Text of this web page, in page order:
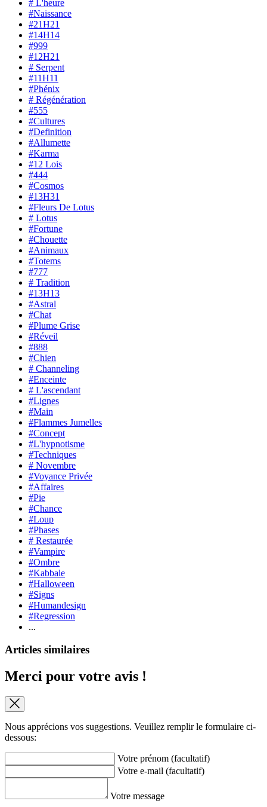
# L'heure
#Naissance
#21H21
#14H14
#999
#12H21
# Serpent
#11H11
#Phénix
# Régénération
#555
#Cultures
#Definition
#Allumette
#Karma
#12 Lois
#444
#Cosmos
#13H31
#Fleurs De Lotus
# Lotus
#Fortune
#Chouette
#Animaux
#Totems
#777
# Tradition
#13H13
#Astral
#Chat
#Plume Grise
#Réveil
#888
#Chien
# Channeling
#Enceinte
# L'ascendant
#Lignes
#Main
#Flammes Jumelles
#Concept
#L'hypnotisme
#Techniques
# Novembre
#Voyance Privée
#Affaires
#Pie
#Chance
#Loup
#Phases
# Restaurée
#Vampire
#Ombre
#Kabbale
#Halloween
#Signs
#Humandesign
#Regression
...
Articles similaires
Merci pour votre avis !
Nous apprécions vos suggestions. Veuillez remplir le formulaire ci-
dessous:
Votre prénom (facultatif)
Votre e-mail (facultatif)
Votre message